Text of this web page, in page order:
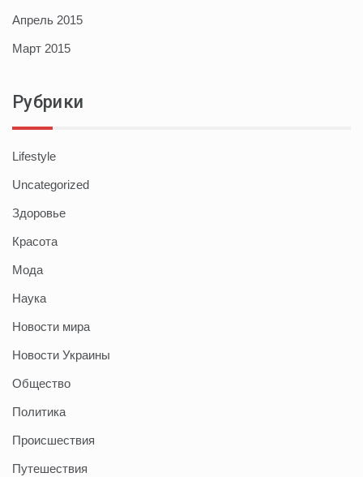
Апрель 2015
Март 2015
Рубрики
Lifestyle
Uncategorized
Здоровье
Красота
Мода
Наука
Новости мира
Новости Украины
Общество
Политика
Происшествия
Путешествия